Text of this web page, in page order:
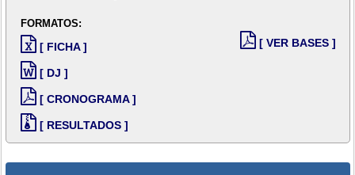
FORMATOS:
[ FICHA ]
[ DJ ]
[ CRONOGRAMA ]
[ RESULTADOS ]
[ VER BASES ]